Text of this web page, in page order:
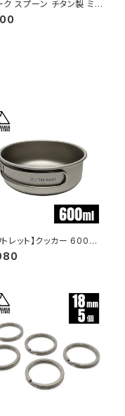
ク スプーン チタン製 ミニ
ー 2本セット キャ
量 小さい 錆びない フル
トレット】クッカー 600ml
製 全てのサイズが綺麗に
キング出来る 軽量 頑丈
キャンプ ソロキャンプ ア
ア用品 キャンプ用品 収納